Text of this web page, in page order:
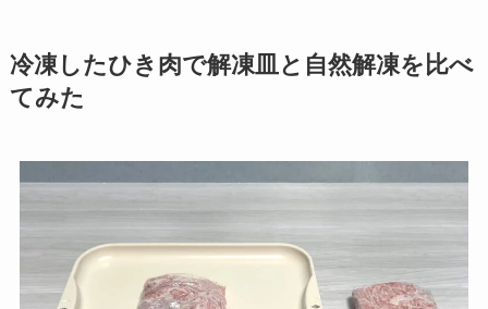
解凍皿「newクイッ君」のプレート本体裏面の放熱フィン